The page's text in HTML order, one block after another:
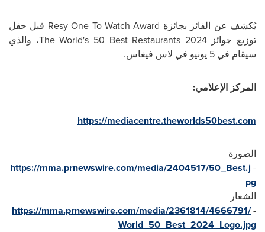
يُكشف عن الفائز بجائزة Resy One To Watch Award قبل حفل
توزيع جوائزThe World's 50 Best Restaurants 2024، والذي
سيقام في 5 يونيو في لاس فيغاس.
المركز الإعلامي:
https://mediacentre.theworlds50best.com
الصورة
-
https://mma.prnewswire.com/media/2404517/50_Best.j
pg
الشعار
-
https://mma.prnewswire.com/media/2361814/4666791/
World_50_Best_2024_Logo.jpg